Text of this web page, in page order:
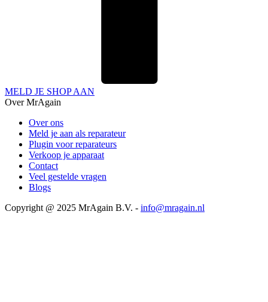
MELD JE SHOP AAN
Over MrAgain
Over ons
Meld je aan als reparateur
Plugin voor reparateurs
Verkoop je apparaat
Contact
Veel gestelde vragen
Blogs
Copyright @ 2025 MrAgain B.V. - info@mragain.nl